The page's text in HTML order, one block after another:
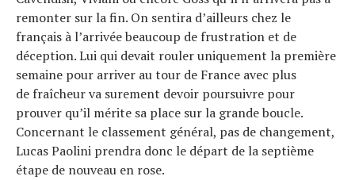
remonter sur la fin. On sentira d’ailleurs chez le
français à l’arrivée beaucoup de frustration et de
déception. Lui qui devait rouler uniquement la première
semaine pour arriver au tour de France avec plus
de fraîcheur va surement devoir poursuivre pour
prouver qu’il mérite sa place sur la grande boucle.
Concernant le classement général, pas de changement,
Lucas Paolini prendra donc le départ de la septième
étape de nouveau en rose.